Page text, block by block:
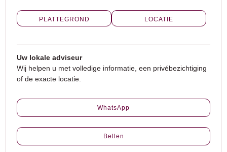
PLATTEGROND LOCATIE
Uw lokale adviseur
Wij helpen u met volledige informatie, een privébezichtiging
of de exacte locatie.
WhatsApp
Bellen